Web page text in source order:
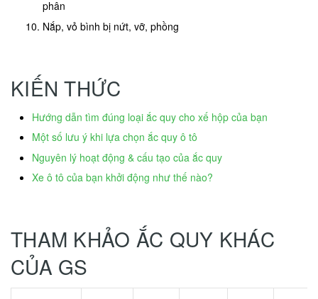
phân
Nắp, vỏ bình bị nứt, vỡ, phồng
KIẾN THỨC
Hướng dẫn tìm đúng loại ắc quy cho xế hộp của bạn
Một số lưu ý khi lựa chọn ắc quy ô tô
Nguyên lý hoạt động & cấu tạo của ắc quy
Xe ô tô của bạn khởi động như thế nào?
THAM KHẢO ẮC QUY KHÁC
CỦA GS